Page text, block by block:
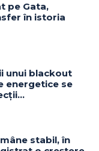
pe Gata,
în istoria
unui blackout
energetice se
stabil, în